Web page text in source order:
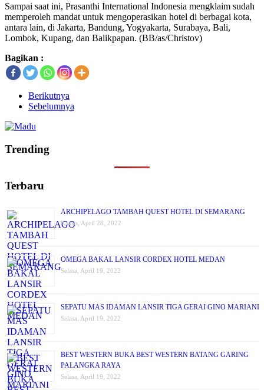
Sampai saat ini, Prasanthi International Indonesia mengklaim sudah
memperoleh mandat untuk mengoperasikan hotel di berbagai kota,
antara lain, di Jakarta, Bandung, Yogyakarta, Surabaya, Bali,
Lombok, Kupang, dan Balikpapan. (BB/as/Christov)
Bagikan :
Berikutnya
Sebelumnya
Trending
Terbaru
ARCHIPELAGO TAMBAH QUEST HOTEL DI SEMARANG
Kamis, April 28, 2022
OMEGA BAKAL LANSIR CORDEX HOTEL MEDAN
Selasa, April 19, 2022
SEPATU MAS IDAMAN LANSIR TIGA GERAI GINO MARIANI
Selasa, April 19, 2022
BEST WESTERN BUKA BEST WESTERN BATANG GARING
PALANGKA RAYA
Selasa, April 19, 2022